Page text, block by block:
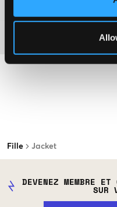
Fille Jacket
Plus d'informations sur
DEVENEZ MEMBRE
SUR